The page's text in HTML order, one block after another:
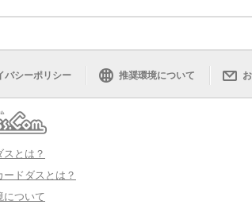
バシーポリシー 推奨環境について
スとは？
ードダスとは？
について